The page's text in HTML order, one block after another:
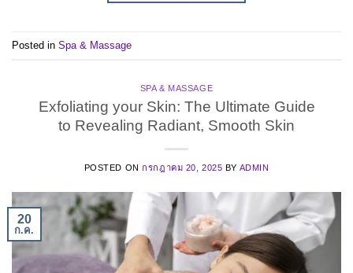
Posted in Spa & Massage
SPA & MASSAGE
Exfoliating your Skin: The Ultimate Guide
to Revealing Radiant, Smooth Skin
POSTED ON กรกฎาคม 20, 2025 BY ADMIN
20
ก.ค.